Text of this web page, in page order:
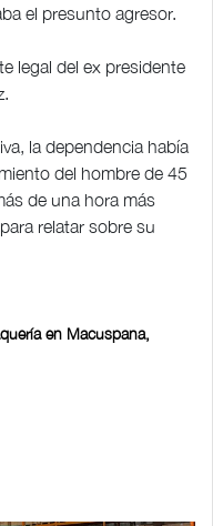
el presunto agresor.
legal del ex presidente
la dependencia había
del hombre de 45
de una hora más
relatar sobre su
en Macuspana,